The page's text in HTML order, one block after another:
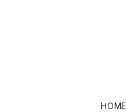
HOME